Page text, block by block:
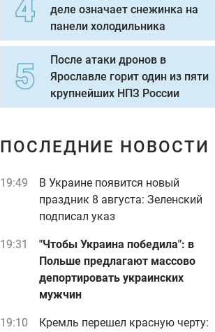
деле означает снежинка на
панели холодильника
После атаки дронов в
Ярославле горит один из пяти
крупнейших НПЗ России
ПОСЛЕДНИЕ НОВОСТИ
19:49
В Украине появится новый
праздник 8 августа: Зеленский
подписал указ
19:31
"Чтобы Украина победила": в
Польше предлагают массово
депортировать украинских
мужчин
19:10
Кремль перешел красную черту: